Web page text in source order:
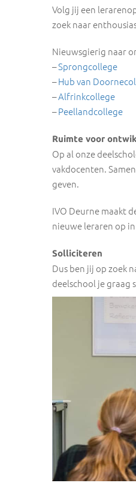
Volg jij een
zoek naar
Nieuwsgierig naar
–Sprongcollege
–Hub van
–Alfrinkcollege
–Peellandcollege
Ruimte voor
Op al onze
vakdocenten.
geven.
IVO Deurne maakt
nieuwe leraren op
Solliciteren
Dus ben jij op zoek
deelschool je graag